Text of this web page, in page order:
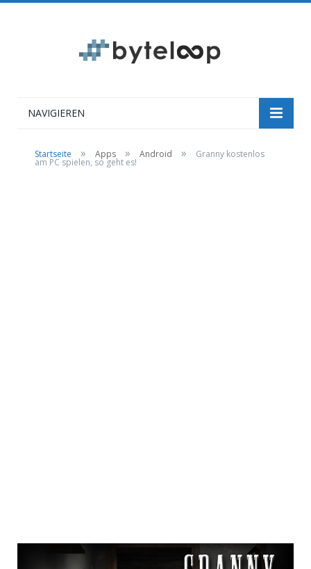
NAVIGIEREN
Startseite » Apps » Android » Granny kostenlos
am PC spielen, so geht es!